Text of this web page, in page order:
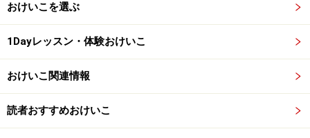
おけいこを選ぶ
1Dayレッスン・体験おけいこ
おけいこ関連情報
読者おすすめおけいこ